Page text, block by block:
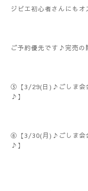
ジビエ初心者さんにも
ご予約優先です♪完売
⑤【3/29(日)♪ごしま会
♪】
⑥【3/30(月)♪ごしま会
♪】